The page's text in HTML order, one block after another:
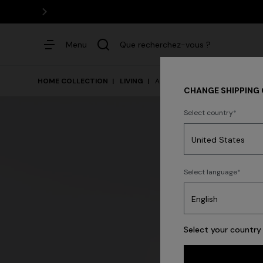
Menu Que recherchez-vous ?
HOME COLLECTION LIVING Art De La Table
CHANGE SHIPPING
Select country
Select language
Select your
Robes